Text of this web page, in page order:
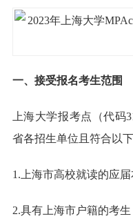
一、接受报名考生范围
上海大学报考点（代码
省各招生单位且符合以
1.上海市高校就读的应届
2.具有上海市户籍的考